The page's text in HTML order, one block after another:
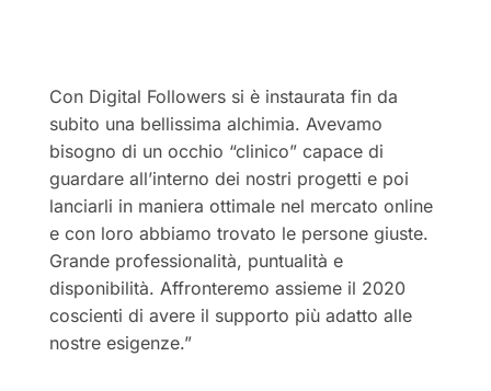
“
Con Digital Followers si è instaurata fin da
subito una bellissima alchimia. Avevamo
bisogno di un occhio “clinico” capace di
guardare all’interno dei nostri progetti e poi
lanciarli in maniera ottimale nel mercato online
e con loro abbiamo trovato le persone giuste.
Grande professionalità, puntualità e
disponibilità. Affronteremo assieme il 2020
coscienti di avere il supporto più adatto alle
nostre esigenze.”